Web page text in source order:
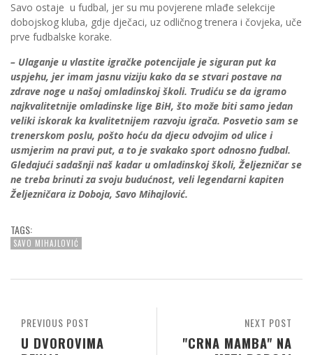
Savo ostaje u fudbal, jer su mu povjerene mlađe selekcije
dobojskog kluba, gdje dječaci, uz odličnog trenera i čovjeka, uče
prve fudbalske korake.
– Ulaganje u vlastite igračke potencijale je siguran put ka
uspjehu, jer imam jasnu viziju kako da se stvari postave na
zdrave noge u našoj omladinskoj školi. Trudiću se da igramo
najkvalitetnije omladinske lige BiH, što može biti samo jedan
veliki iskorak ka kvalitetnijem razvoju igrača. Posvetio sam se
trenerskom poslu, pošto hoću da djecu odvojim od ulice i
usmjerim na pravi put, a to je svakako sport odnosno fudbal.
Gledajući sadašnji naš kadar u omladinskoj školi, Željezničar se
ne treba brinuti za svoju budućnost, veli legendarni kapiten
Željezničara iz Doboja, Savo Mihajlović.
TAGS:
SAVO MIHAJLOVIĆ
NEXT POST
"CRNA MAMBA" NA
PREVIOUS POST
U DVOROVIMA